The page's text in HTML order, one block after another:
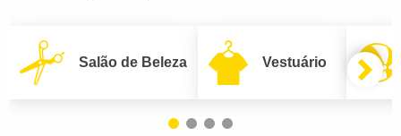
Salão de Beleza Vestuário